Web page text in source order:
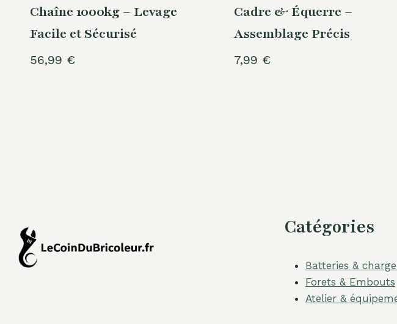
Chaîne 1000kg – Levage
Facile et Sécurisé
56,99 €
Cadre & Équerre –
Assemblage Précis
7,99 €
Catégories
Batteries &
Forets & Embouts
Atelier &